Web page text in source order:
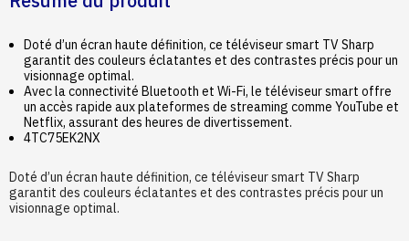
Doté d’un écran haute définition, ce téléviseur smart TV Sharp
garantit des couleurs éclatantes et des contrastes précis pour un
visionnage optimal.
Avec la connectivité Bluetooth et Wi-Fi, le téléviseur smart offre
un accès rapide aux plateformes de streaming comme YouTube et
Netflix, assurant des heures de divertissement.
4TC75EK2NX
Doté d’un écran haute définition, ce téléviseur smart TV Sharp
garantit des couleurs éclatantes et des contrastes précis pour un
visionnage optimal.